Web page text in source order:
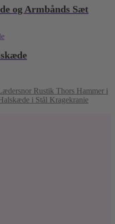
og Armbånds Sæt
Rustik Thors Hammer i
Kragekranie